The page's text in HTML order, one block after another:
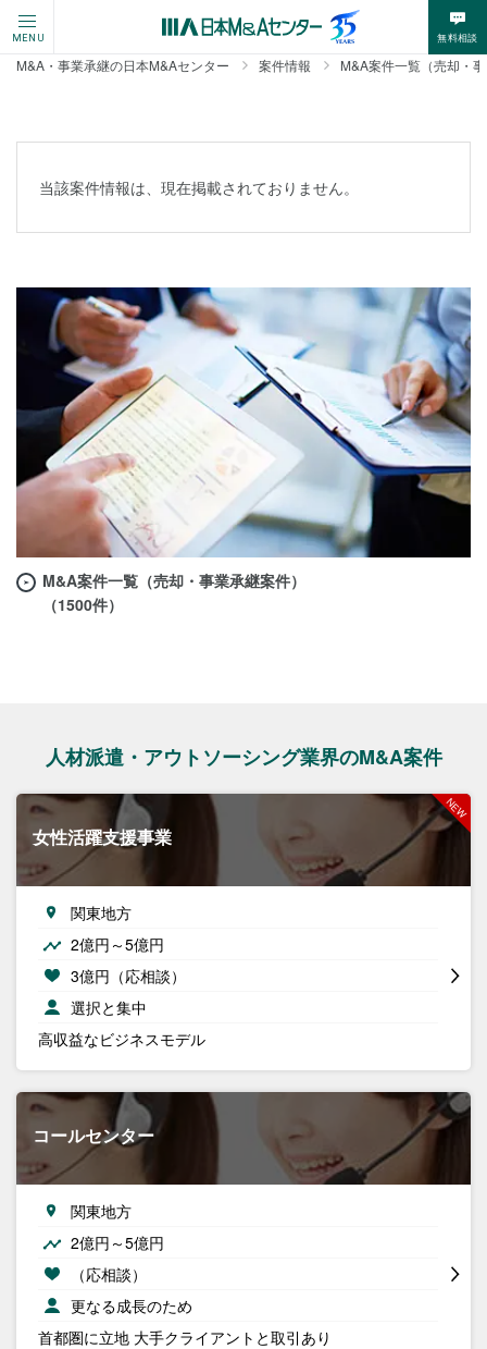
MENU 無料相談
M&A・事業承継の日本M&Aセンター 案件情報 M&A案件一覧（売却・
当該案件情報は、現在掲載されておりません。
M&A案件一覧（売却・事業承継案件）
（1500件）
人材派遣・アウトソーシング業界のM&A案件
女性活躍支援事業
関東地方
2億円～5億円
3億円（応相談）
選択と集中
高収益なビジネスモデル
コールセンター
関東地方
2億円～5億円
（応相談）
更なる成長のため
首都圏に立地 大手クライアントと取引あり